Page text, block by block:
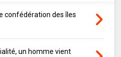
confédération des îles
un homme vient